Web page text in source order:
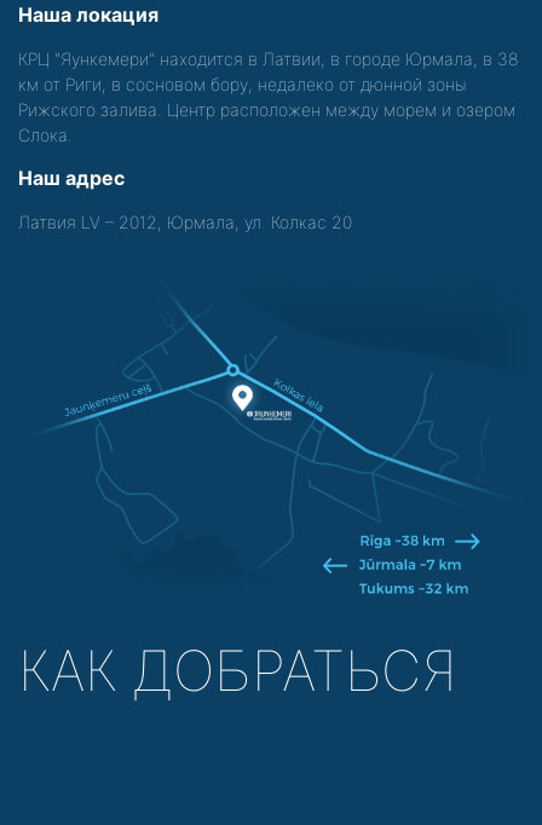
Наша локация
КРЦ "Яункемери" находится в Латвии, в городе Юрмала, в 38
км от Риги, в сосновом бору, недалеко от дюнной зоны
Рижского залива. Центр расположен между морем и озером
Слока.
Наш адрес
Латвия LV – 2012, Юрмала, ул. Колкас 20
КАК ДОБРАТЬСЯ